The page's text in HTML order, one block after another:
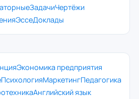
ЗадачиЧертёжи
ЭссеДоклады
Экономика предприятия
ПсихологияМаркетингПедагогика
Английский язык